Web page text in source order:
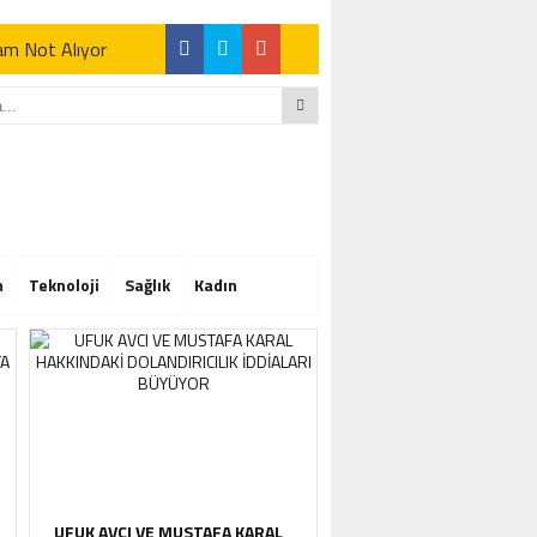
Not Alıyor
Not Alıyor
Teknoloji Sağlık Kadın
UFUK AVCI VE MUSTAFA KARAL